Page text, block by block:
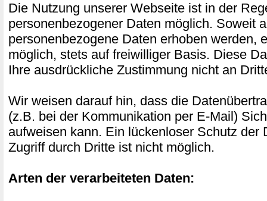
Die Nutzung unserer Webseite ist in der
personenbezogener Daten möglich. Soweit
personenbezogene Daten erhoben werden,
möglich, stets auf freiwilliger Basis. Diese
Ihre ausdrückliche Zustimmung nicht an
Wir weisen darauf hin, dass die
(z.B. bei der Kommunikation per E-Mail)
aufweisen kann. Ein lückenloser Schutz der
Zugriff durch Dritte ist nicht möglich.
Arten der verarbeiteten Daten: